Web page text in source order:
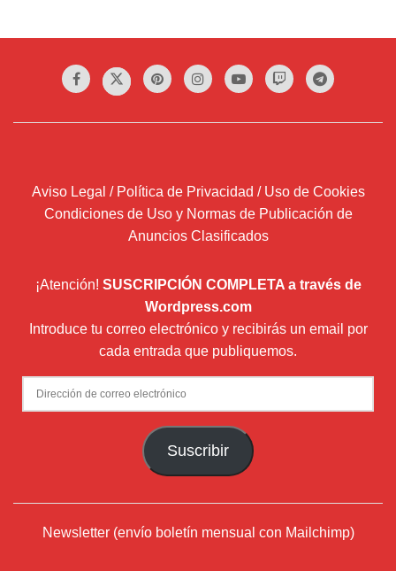
Aviso Legal / Política de Privacidad / Uso de Cookies
Condiciones de Uso y Normas de Publicación de
Anuncios Clasificados
¡Atención! SUSCRIPCIÓN COMPLETA a través de
Wordpress.com
Introduce tu correo electrónico y recibirás un email por
cada entrada que publiquemos.
Dirección
de
Suscribir
Newsletter (envío boletín mensual con Mailchimp)